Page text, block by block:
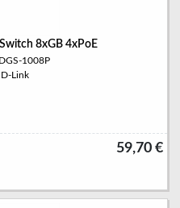
8xGB 4xPoE
1008P
Link
59,70 €